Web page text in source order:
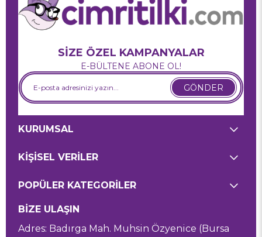
SİZE ÖZEL KAMPANYALAR
E-BÜLTENE ABONE OL!
GÖNDER
KURUMSAL
KİŞİSEL VERİLER
POPÜLER KATEGORİLER
BİZE ULAŞIN
Adres: Badırga Mah. Muhsin Özyenice (Bursa